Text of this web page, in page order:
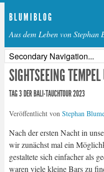
B L U M I B L O G
Aus dem Leben von Stephan
SIGHTSEEING
TAG 3 DER BALI-TAUCHTOUR 2023
Veröffentlicht von Stephan
Nach der ersten Nacht in
wir zunächst mal ein
gestaltete sich einfacher als
waren viele kleine Bars zu